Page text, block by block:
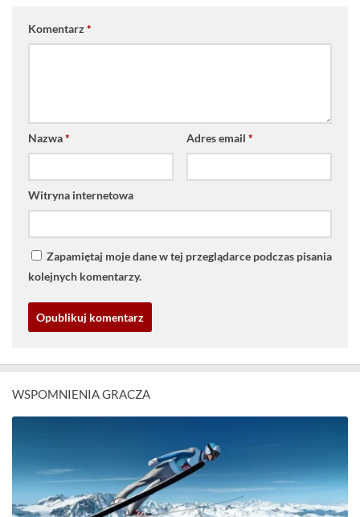
Komentarz *
Nazwa* Adres email *
Witryna internetowa
Zapamiętaj moje dane w tej przeglądarce podczas pisania
kolejnych komentarzy.
WSPOMNIENIA GRACZA